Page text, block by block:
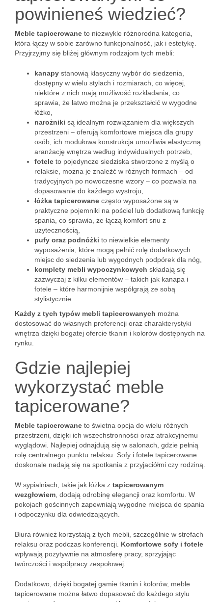
powinieneś wiedzieć?
Meble tapicerowane to niezwykle różnorodna kategoria,
która łączy w sobie zarówno funkcjonalność, jak i estetykę.
Przyjrzyjmy się bliżej głównym rodzajom tych mebli:
kanapy stanowią klasyczny wybór do siedzenia,
dostępny w wielu stylach i rozmiarach, co więcej,
niektóre z nich mają możliwość rozkładania, co
sprawia, że łatwo można je przekształcić w wygodne
łóżko,
narożniki są idealnym rozwiązaniem dla większych
przestrzeni – oferują komfortowe miejsca dla grupy
osób, ich modułowa konstrukcja umożliwia elastyczną
aranżację wnętrza według indywidualnych potrzeb,
fotele to pojedyncze siedziska stworzone z myślą o
relaksie, można je znaleźć w różnych formach – od
tradycyjnych po nowoczesne wzory – co pozwala na
dopasowanie do każdego wystroju,
łóżka tapicerowane często wyposażone są w
praktyczne pojemniki na pościel lub dodatkową funkcję
spania, co sprawia, że łączą komfort snu z
użytecznością,
pufy oraz podnóżki to niewielkie elementy
wyposażenia, które mogą pełnić rolę dodatkowych
miejsc do siedzenia lub wygodnych podpórek dla nóg,
komplety mebli wypoczynkowych składają się
zazwyczaj z kilku elementów – takich jak kanapa i
fotele – które harmonijnie współgrają ze sobą
stylistycznie.
Każdy z tych typów mebli tapicerowanych można
dostosować do własnych preferencji oraz charakterystyki
wnętrza dzięki bogatej ofercie tkanin i kolorów dostępnych na
rynku.
Gdzie najlepiej
wykorzystać meble
tapicerowane?
Meble tapicerowane to świetna opcja do wielu różnych
przestrzeni, dzięki ich wszechstronności oraz atrakcyjnemu
wyglądowi. Najlepiej odnajdują się w salonach, gdzie pełnią
rolę centralnego punktu relaksu. Sofy i fotele tapicerowane
doskonale nadają się na spotkania z przyjaciółmi czy rodziną.
W sypialniach, takie jak łóżka z tapicerowanym
wezgłowiem , dodają odrobinę elegancji oraz komfortu. W
pokojach gościnnych zapewniają wygodne miejsca do spania
i odpoczynku dla odwiedzających.
Biura również korzystają z tych mebli, szczególnie w strefach
relaksu oraz podczas konferencji. Komfortowe sofy i fotele
wpływają pozytywnie na atmosferę pracy, sprzyjając
twórczości i współpracy zespołowej.
Dodatkowo, dzięki bogatej gamie tkanin i kolorów, meble
tapicerowane można łatwo dopasować do każdego stylu